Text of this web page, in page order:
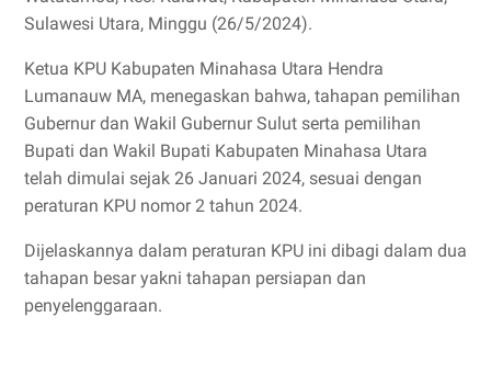
Sulawesi Utara, Minggu (26/5/2024).
Ketua KPU Kabupaten Minahasa Utara Hendra
Lumanauw MA, menegaskan bahwa, tahapan pemilihan
Gubernur dan Wakil Gubernur Sulut serta pemilihan
Bupati dan Wakil Bupati Kabupaten Minahasa Utara
telah dimulai sejak 26 Januari 2024, sesuai dengan
peraturan KPU nomor 2 tahun 2024.
Dijelaskannya dalam peraturan KPU ini dibagi dalam dua
tahapan besar yakni tahapan persiapan dan
penyelenggaraan.